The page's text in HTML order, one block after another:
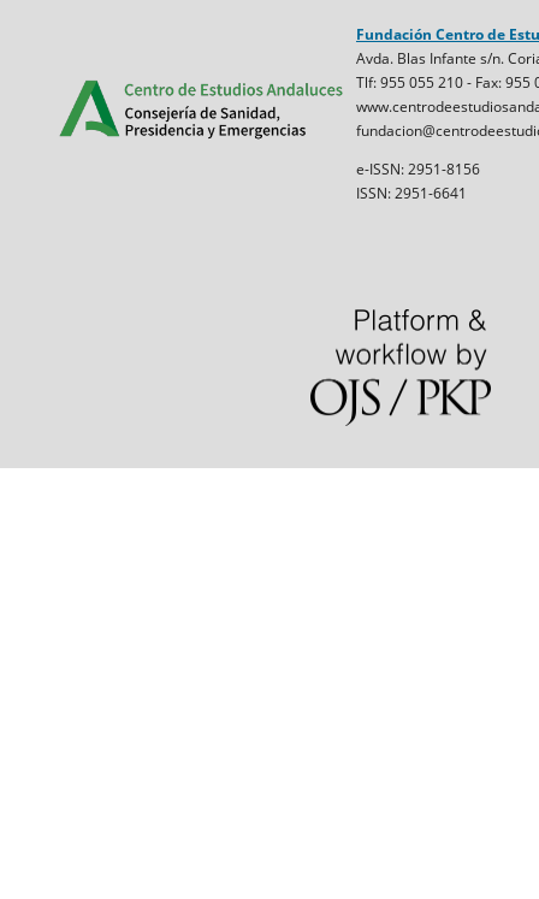
Fundación Centro de
Avda. Blas Infante s/n.
Tlf: 955 055 210 - Fax: 955
e-ISSN: 2951-8156
ISSN: 2951-6641